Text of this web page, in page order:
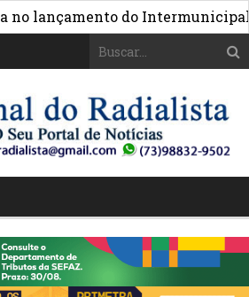
do Intermunicipal